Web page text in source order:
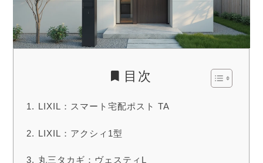
目次
LIXIL：スマート宅配ポスト TA
LIXIL：アクシィ1型
丸三タカギ：ヴェスティL